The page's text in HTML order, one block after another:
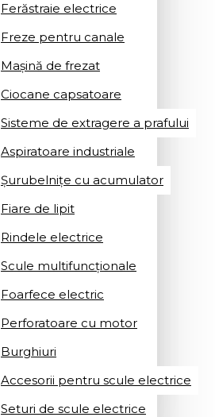
Ferăstraie electrice
Freze pentru canale
Mașină de frezat
Ciocane capsatoare
Sisteme de extragere a prafului
Aspiratoare industriale
Șurubelnițe cu acumulator
Fiare de lipit
Rindele electrice
Scule multifuncționale
Foarfece electric
Perforatoare cu motor
Burghiuri
Accesorii pentru scule electrice
Seturi de scule electrice